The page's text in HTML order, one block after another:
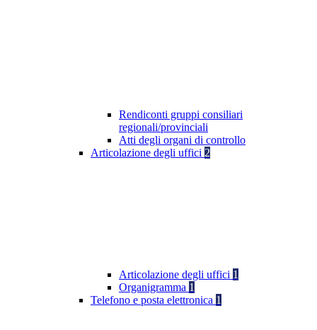
Rendiconti gruppi consiliari
regionali/provinciali
Atti degli organi di controllo
Articolazione degli uffici 2
Articolazione degli uffici 1
Organigramma 1
Telefono e posta elettronica 1